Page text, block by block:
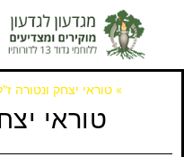
» טוראי יצחק ונטורה
טוראי